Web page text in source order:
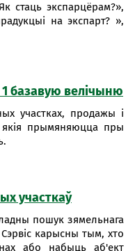
стаць экспарцёрам?»,
на экспарт? »,
1 базавую велічыню
участках, продажы і
якія прымяняюцца пры
участкаў
пошук зямельнага
карысны тым, хто
або набыць аб'ект